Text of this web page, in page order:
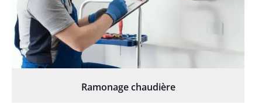
Ramonage chaudière